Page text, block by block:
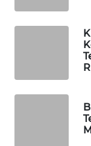
WAHANA
INFRASTRUKTUR
KONSUMEN